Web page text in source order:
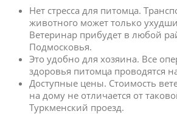
Нет стресса для питомца.
животного может только
Ветеринар прибудет в любой
Подмосковья.
Это удобно для хозяина. Все
здоровья питомца проводятся
Доступные цены. Стоимость
на дому не отличается от
Туркменский проезд.